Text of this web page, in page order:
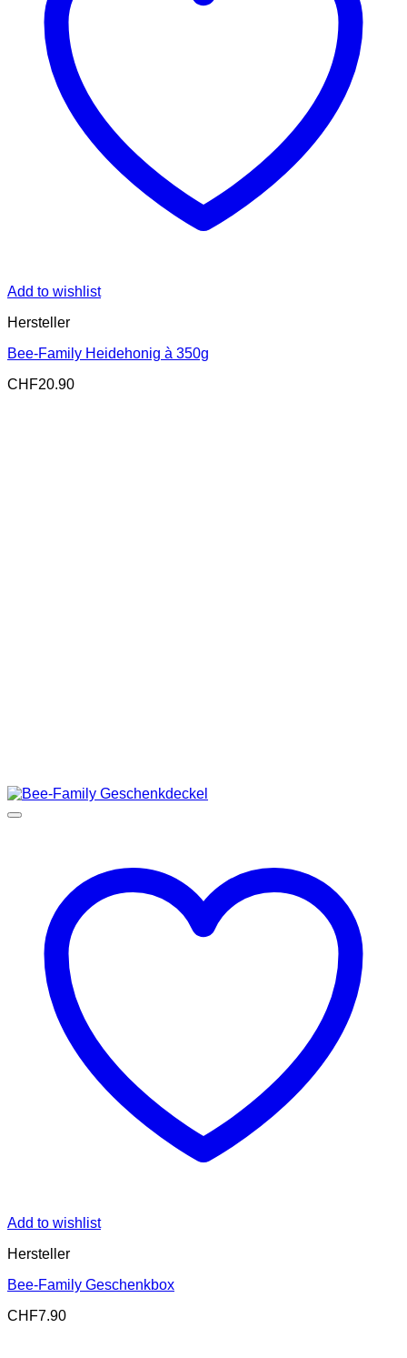
Add to wishlist
Hersteller
Bee-Family Heidehonig à 350g
CHF20.90
Add to wishlist
Hersteller
Bee-Family Geschenkbox
CHF7.90